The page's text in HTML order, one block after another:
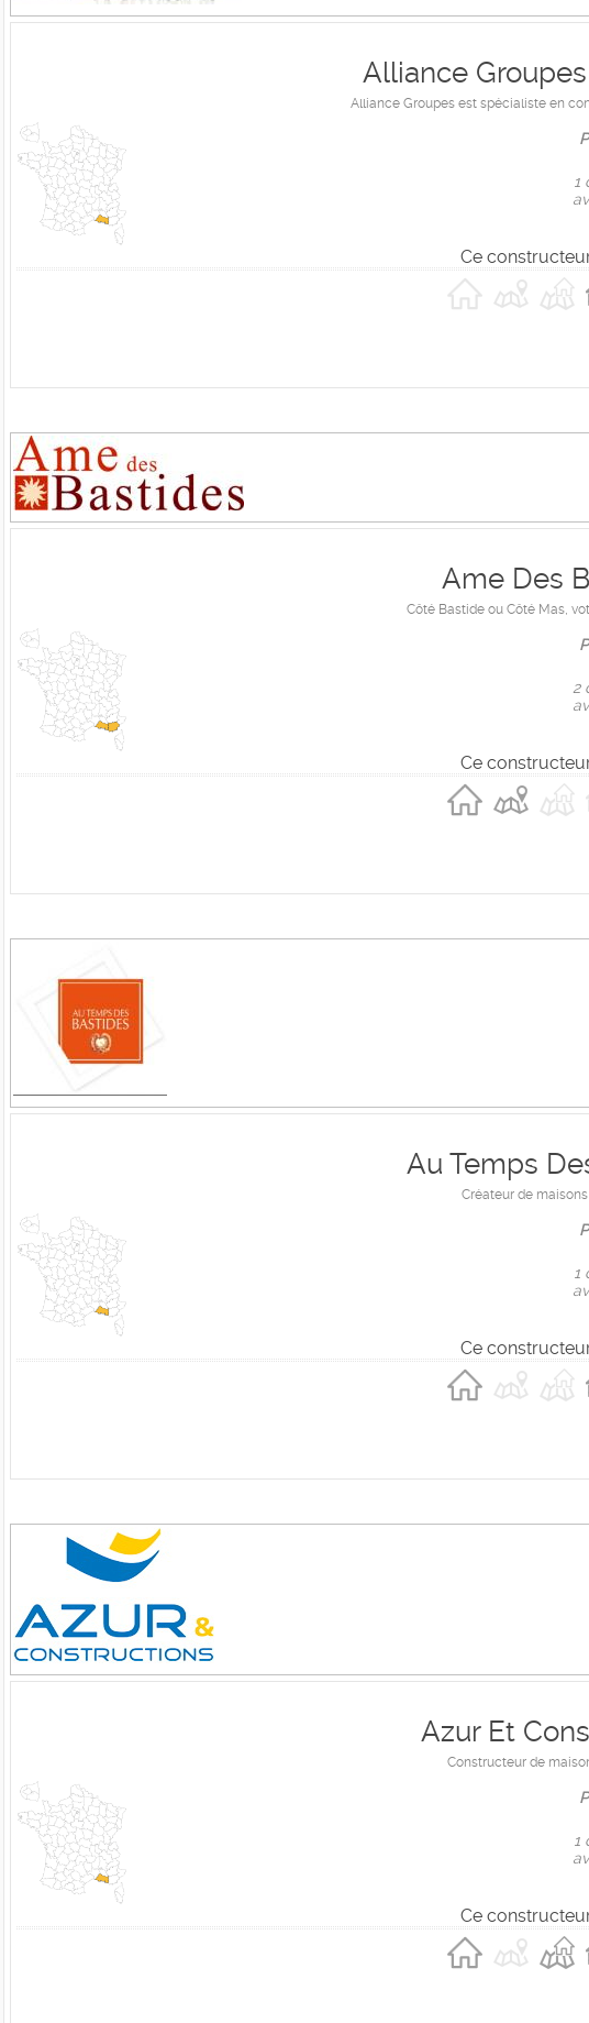
Alliance
Alliance Groupes est spécialiste en
1
Ce
Ame Des
Côté Bastide ou Côté Mas,
2
Ce
Au Temps
Créateur de
1
Ce
Azur Et
Constructeur de
1
Ce